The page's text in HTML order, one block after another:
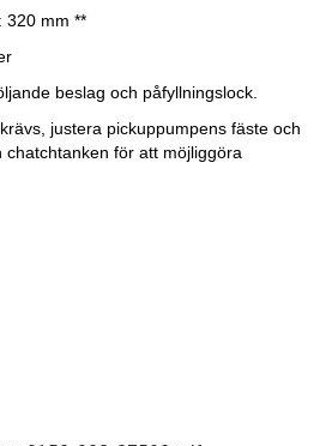
320 mm **
beslag och påfyllningslock.
justera pickuppumpens fäste och
för att möjliggöra